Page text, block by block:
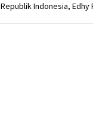
Republik Indonesia,